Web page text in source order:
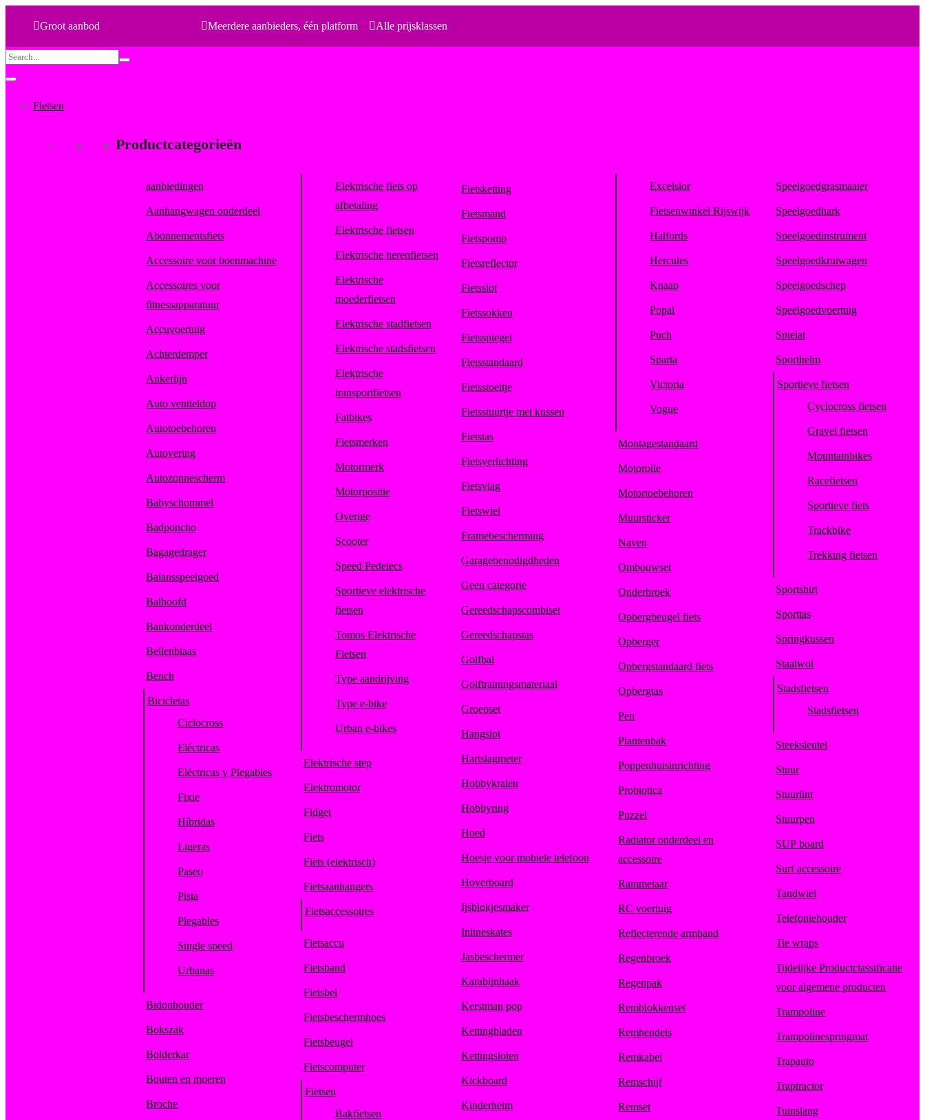
Groot aanbod Meerdere aanbieders, één platform Alle prijsklassen
Search
for:
Fietsen
Productcategorieën
aanbiedingen
Aanhangwagen onderdeel
Abonnementsfiets
Accessoire voor boenmachine
Accessoires voor
fitnessapparatuur
Accuvoertuig
Achterdemper
Ankerlijn
Auto ventieldop
Autotoebehoren
Autovering
Autozonnescherm
Babyschommel
Badponcho
Bagagedrager
Balansspeelgoed
Balhoofd
Bankonderdeel
Bellenblaas
Bench
Bicicletas
Ciclocross
Eléctricas
Eléctricas y Plegables
Fixie
Híbridas
Ligeras
Paseo
Pista
Plegables
Single speed
Urbanas
Bidonhouder
Bokszak
Bolderkar
Bouten en moeren
Broche
Elektrische fiets op
afbetaling
Elektrische fietsen
Elektrische herenfietsen
Elektrische
moederfietsen
Elektrische stadfietsen
Elektrische stadsfietsen
Elektrische
transportfietsen
Fatbikes
Fietsmerken
Motormerk
Motorpositie
Overige
Scooter
Speed Pedelecs
Sportieve elektrische
fietsen
Tomos Elektrische
Fietsen
Type aandrijving
Type e-bike
Urban e-bikes
Elektrische step
Elektromotor
Fidget
Fiets
Fiets (elektrisch)
Fietsaanhangers
Fietsaccessoires
Fietsaccu
Fietsband
Fietsbel
Fietsbeschermhoes
Fietsbeugel
Fietscomputer
Fietsen
Bakfietsen
Fietsketting
Fietsmand
Fietspomp
Fietsreflector
Fietsslot
Fietssokken
Fietsspiegel
Fietsstandaard
Fietsstoeltje
Fietsstuurtje met kussen
Fietstas
Fietsverlichting
Fietsvlag
Fietswiel
Framebescherming
Garagebenodigdheden
Geen categorie
Gereedschapscombiset
Gereedschapstas
Golfbal
Golftrainingsmateriaal
Groepset
Hangslot
Hartslagmeter
Hobbykralen
Hobbyring
Hoed
Hoesje voor mobiele telefoon
Hoverboard
Ijsblokjesmaker
Inlineskates
Jasbeschermer
Karabijnhaak
Kerstman pop
Kettingbladen
Kettingsloten
Kickboard
Kinderhelm
Excelsior
Fietsenwinkel Rijswijk
Halfords
Hercules
Knaap
Popal
Puch
Sparta
Victoria
Vogue
Montagestandaard
Motorolie
Motortoebehoren
Muursticker
Naven
Ombouwset
Onderbroek
Opbergbeugel fiets
Opberger
Opbergstandaard fiets
Opbergtas
Pen
Plantenbak
Poppenhuisinrichting
Probiotica
Puzzel
Radiator onderdeel en
accessoire
Rammelaar
RC voertuig
Reflecterende armband
Regenbroek
Regenpak
Remblokkenset
Remhendels
Remkabel
Remschijf
Remset
Speelgoedgrasmaaier
Speelgoedhark
Speelgoedinstrument
Speelgoedkruiwagen
Speelgoedschep
Speelgoedvoertuig
Spielat
Sporthelm
Sportieve fietsen
Cyclocross fietsen
Gravel fietsen
Mountainbikes
Racefietsen
Sportieve fiets
Trackbike
Trekking fietsen
Sportshirt
Sporttas
Springkussen
Staalwol
Stadsfietsen
Stadsfietsen
Steeksleutel
Stuur
Stuurlint
Stuurpen
SUP board
Surf accessoire
Tandwiel
Telefoniehouder
Tie wraps
Tijdelijke Productclassificatie
voor algemene producten
Trampoline
Trampolinespringmat
Trapauto
Traptractor
Tuinslang